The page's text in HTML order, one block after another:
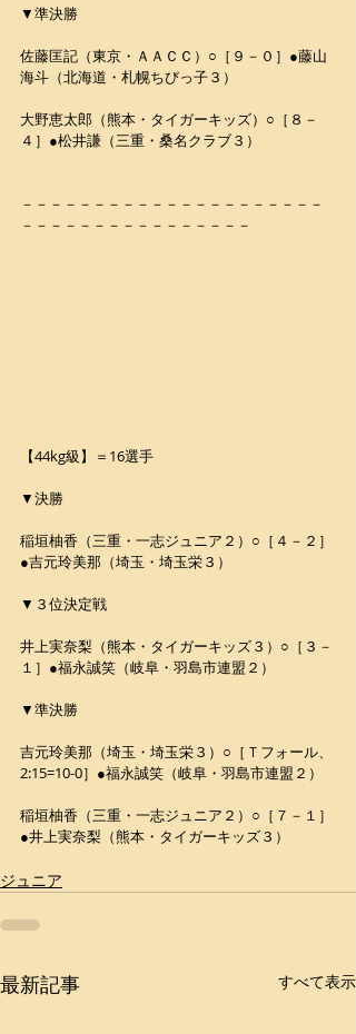
▼準決勝
佐藤匡記（東京・ＡＡＣＣ）○［９－０］●藤山
海斗（北海道・札幌ちびっ子３）
大野恵太郎（熊本・タイガーキッズ）○［８－
４］●松井謙（三重・桑名クラブ３）
－－－－－－－－－－－－－－－－－－－－－
－－－－－－－－－－－－－－－－
【44kg級】＝16選手
▼決勝
稲垣柚香（三重・一志ジュニア２）○［４－２］
●吉元玲美那（埼玉・埼玉栄３）
▼３位決定戦
井上実奈梨（熊本・タイガーキッズ３）○［３－
１］●福永誠笑（岐阜・羽島市連盟２）
▼準決勝
吉元玲美那（埼玉・埼玉栄３）○［Ｔフォール、
2:15=10-0］●福永誠笑（岐阜・羽島市連盟２）
稲垣柚香（三重・一志ジュニア２）○［７－１］
●井上実奈梨（熊本・タイガーキッズ３）
ジュニア
最新記事 すべて表示